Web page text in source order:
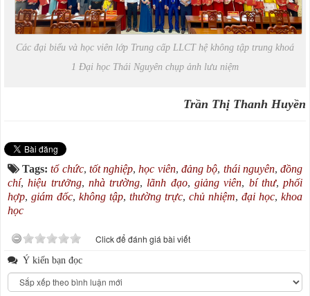
Các đại biểu và học viên lớp Trung cấp LLCT hệ không tập trung khoá
1 Đại học Thái Nguyên chụp ảnh lưu niệm
Trần Thị Thanh Huyền
Tags:tổ chức, tốt nghiệp,học viên, đảng bộ, thái nguyên,đồng
chí,hiệu trưởng, nhà trường, lãnh đạo, giảng viên, bí thư,phối
hợp, giám đốc, không tập, thường trực, chủ nhiệm, đại học, khoa
học
Click để đánh giá bài viết
Ý kiến bạn đọc